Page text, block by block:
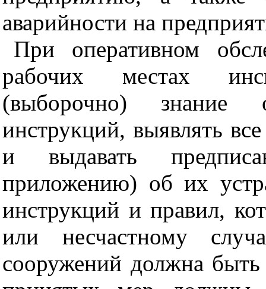
аварийности на
При оперативном
рабочих местах
(выборочно) знание
инструкций, выявлять
и выдавать
приложению) об их
инструкций и правил,
или несчастному
сооружений должна